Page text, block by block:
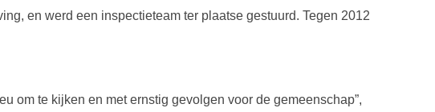
en werd een inspectieteam ter plaatse gestuurd. Tegen 2012
om te kijken en met ernstig gevolgen voor de gemeenschap”,